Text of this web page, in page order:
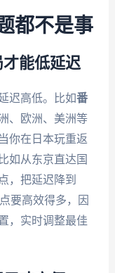
都不是事
能低延迟
迟高低。比如番
、欧洲、美洲等
你在日本玩重返
如从东京直达国
，把延迟降到
要高效得多，因
，实时调整最佳